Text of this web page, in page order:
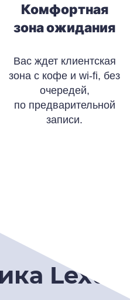
Комфортная
зона ожидания
Вас ждет клиентская
зона с кофе и wi-fi, без
очередей,
по предварительной
записи.
Lexus